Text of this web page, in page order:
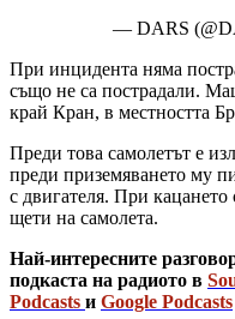
— DARS
При инцидента няма
също не са пострадали.
край Кран, в местността
Преди това самолетът е
преди приземяването му
с двигателя. При
щети на самолета.
Най-интересните
подкаста на радиото в
Podcasts и Google Podcasts